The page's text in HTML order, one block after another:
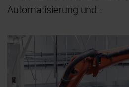
Automatisierung und…